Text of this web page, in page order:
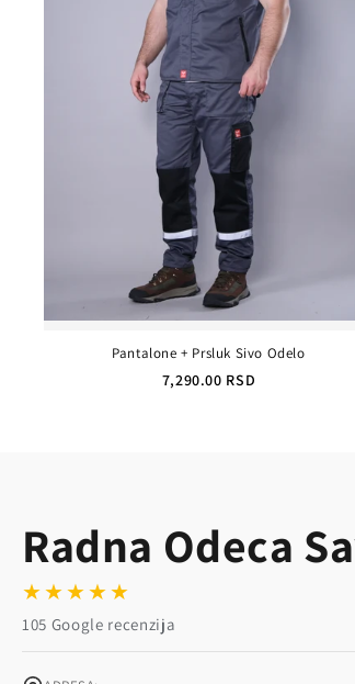
Pantalone + Prsluk Sivo Odelo
7,290.00 RSD
Radna Odeca
★★★★★
105 Google recenzija